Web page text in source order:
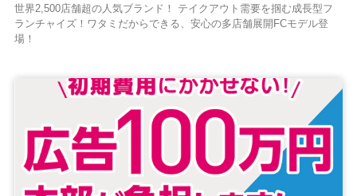
世界2,500店舗超の人気ブランド！ テイクアウト需要を掴む成長型フ
ランチャイズ！ワタミだからできる、安心の多店舗展開FCモデル登
場！